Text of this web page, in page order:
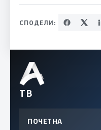
СПОДЕЛИ:
ТВ
ПОЧЕТНА